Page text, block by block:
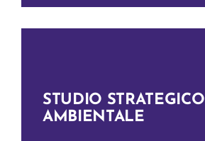
STUDIO STRATEGICO
AMBIENTALE